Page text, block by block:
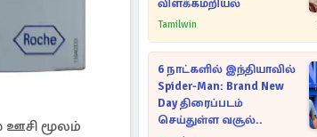
ஊசி மூலம்
விளக்கமறியல்
Tamilwin
6 நாட்களில் இந்தியாவில்
Spider-Man: Brand New
Day திரைப்படம்
செய்துள்ள வசூல்..